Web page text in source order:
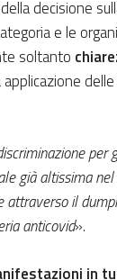
decisione
e le
soltanto
per
già altissima
il
anticovid».
in